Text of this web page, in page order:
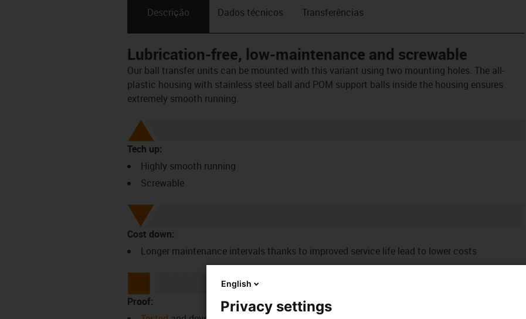
Descrição Dados técnicos Transferências
Lubrication-free, low-maintenance and screwable
Our ball transfer units can be mounted with this variant using two mounting holes. The all-
plastic housing with stainless steel ball and POM support balls inside the housing ensures
extremely smooth running.
Tech up:
Highly smooth running
Screwable
Cost down:
Longer maintenance intervals thanks to improved service life lead to lower costs
Proof:
English
Privacy settings